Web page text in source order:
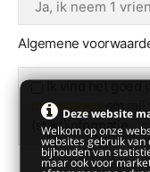
Algemene
Ik vind het goed
opgeslagen
om mij
(start)informatie.
Deze website
Welkom op onze
websites gebruik van
bijhouden van
maar ook voor